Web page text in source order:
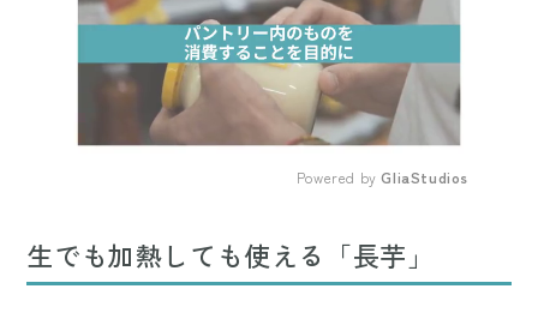
Powered by GliaStudios
生でも加熱しても使える「長芋」